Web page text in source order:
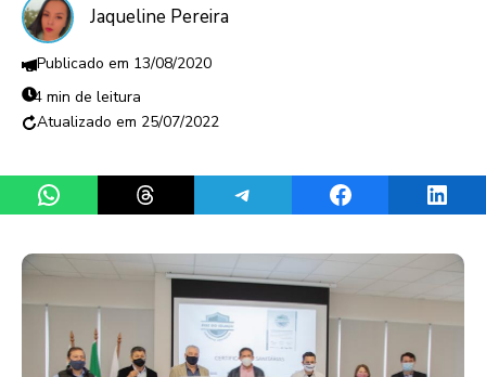
Jaqueline Pereira
13/08/2020
4 min de leitura
25/07/2022
Share on WhatsAppShare on ThreadsShare on TelegramShare on Facebook